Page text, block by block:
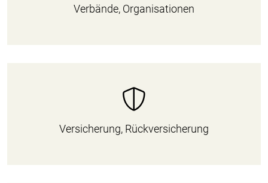
Verbände, Organisationen
Versicherung, Rückversicherung